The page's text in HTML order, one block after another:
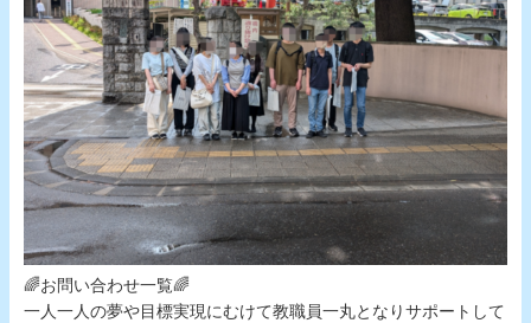
🌈お問い合わせ一覧🌈
一人一人の夢や目標実現にむけて教職員一丸となりサポートして